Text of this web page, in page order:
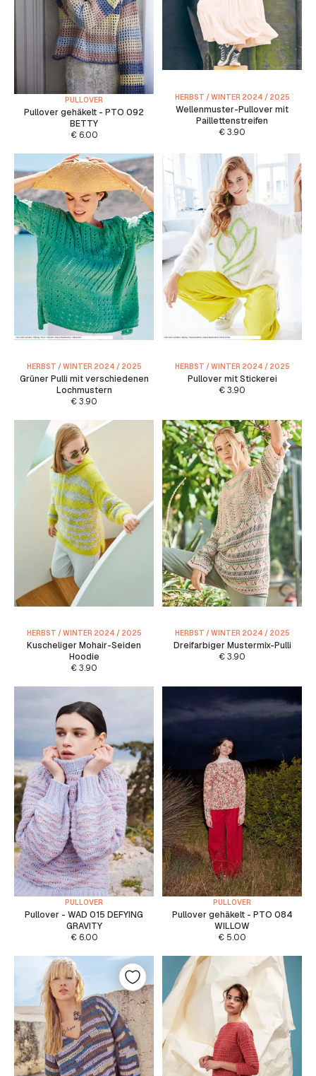
PULLOVER
Pullover gehäkelt - PTO 092
BETTY
€6.00
HERBST / WINTER 2024 / 2025
Wellenmuster-Pullover mit
Paillettenstreifen
€3.90
HERBST / WINTER 2024 / 2025
Grüner Pulli mit verschiedenen
Lochmustern
€3.90
HERBST / WINTER 2024 / 2025
Pullover mit Stickerei
€3.90
HERBST / WINTER 2024 / 2025
Kuscheliger Mohair-Seiden
Hoodie
€3.90
HERBST / WINTER 2024 / 2025
Dreifarbiger Mustermix-Pulli
€3.90
PULLOVER
Pullover - WAD 015 DEFYING
GRAVITY
€6.00
PULLOVER
Pullover gehäkelt - PTO 084
WILLOW
€ 5.00